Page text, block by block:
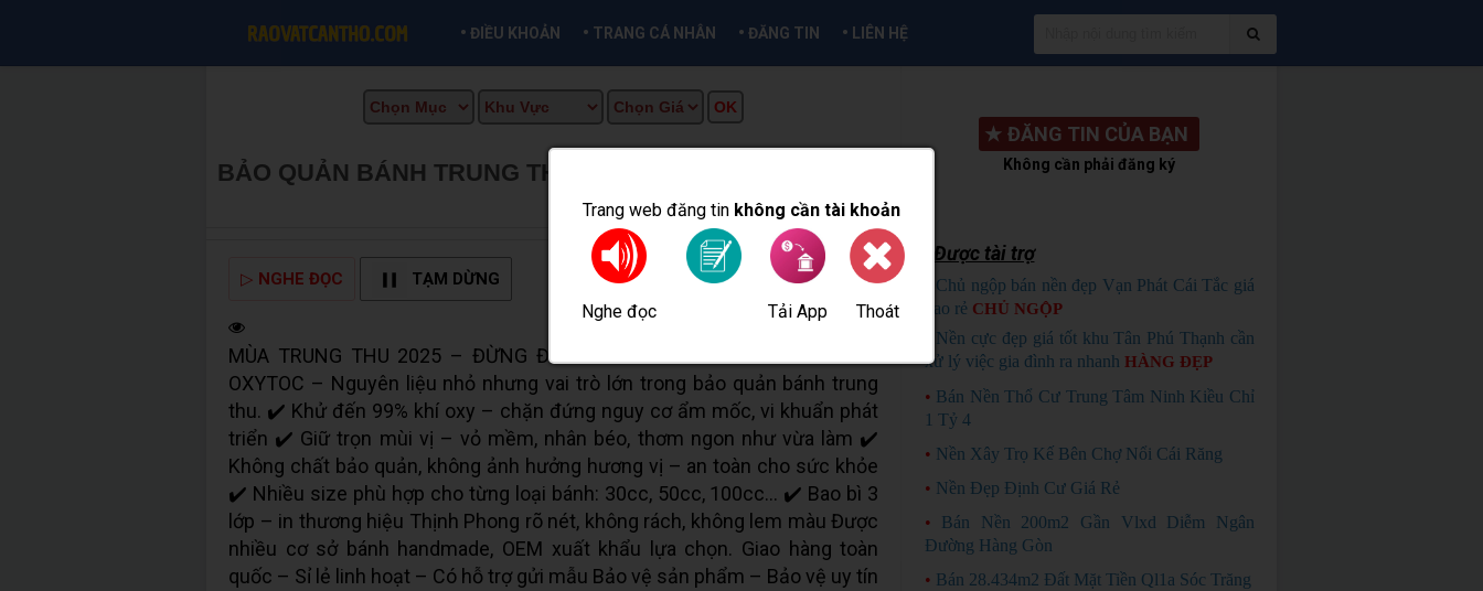
Trang web đăng tin không cần tài khoản
Nghe đọc Tải App Thoát
• ĐIỀU KHOẢN • TRANG CÁ NHÂN • ĐĂNG TIN • LIÊN HỆ
BẢO QUẢN BÁNH TRUNG THU BẰNG GÓI HÚT OXY
▷ NGHE ĐỌC TẠM DỪNG
MÙA TRUNG THU 2025 – ĐỪNG ĐỂ BÁNH NGON HÓA MỐC! GÓI HÚT
OXYTOC – Nguyên liệu nhỏ nhưng vai trò lớn trong bảo quản bánh trung
thu. ✔️ Khử đến 99% khí oxy – chặn đứng nguy cơ ẩm mốc, vi khuẩn phát
triển ✔️ Giữ trọn mùi vị – vỏ mềm, nhân béo, thơm ngon như vừa làm ✔️
Không chất bảo quản, không ảnh hưởng hương vị – an toàn cho sức khỏe
✔️ Nhiều size phù hợp cho từng loại bánh: 30cc, 50cc, 100cc... ✔️ Bao bì 3
lớp – in thương hiệu Thịnh Phong rõ nét, không rách, không lem màu Được
nhiều cơ sở bánh handmade, OEM xuất khẩu lựa chọn. Giao hàng toàn
quốc – Sỉ lẻ linh hoạt – Có hỗ trợ gửi mẫu Bảo vệ sản phẩm – Bảo vệ uy tín
★ ĐĂNG TIN CỦA BẠN
Không cần phải đăng ký
Được tài trợ
Chủ ngộp bán nền đẹp Vạn Phát Cái Tắc giá
bao rẻ CHỦ NGỘP
Nền cực đẹp giá tốt khu Tân Phú Thạnh cần
xử lý việc gia đình ra nhanh HÀNG ĐẸP
• Bán Nền Thổ Cư Trung Tâm Ninh Kiều Chỉ
1 Tỷ 4
• Nền Xây Trọ Kế Bên Chợ Nổi Cái Răng
• Nền Đẹp Định Cư Giá Rẻ
• Bán Nền 200m2 Gần Vlxd Diễm Ngân
Đường Hàng Gòn
• Bán 28.434m2 Đất Mặt Tiền Ql1a Sóc Trăng